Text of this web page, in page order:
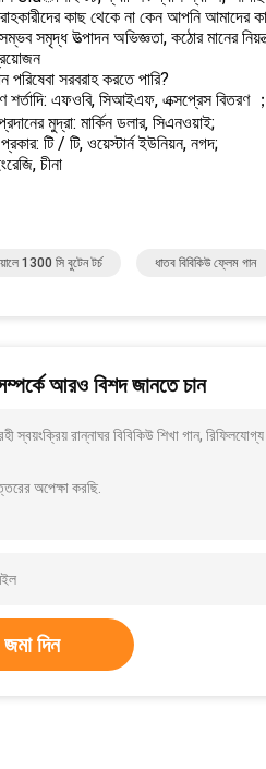
কাছ থেকে না কেন আপনি আমাদের
সমৃদ্ধ উত্পাদন অভিজ্ঞতা, কঠোর মানের
সরবরাহ করতে পারি?
শর্তাদি: এফওবি, সিআইএফ, এক্সপ্রেস বিতরণ ；
মুদ্রা: মার্কিন ডলার, সিএনওয়াই;
টি / টি, ওয়েস্টার্ন ইউনিয়ন, নগদ;
চীনা
1300 সি বুটেন টর্চ ধাতব বিবিকিউ ফ্লেম গান
আরও বিশদ জানতে চান
স্বয়ংক্রিয় রান্নাঘর বিবিকিউ শিখা গান,
অপেক্ষা করছি.
জমা দিন